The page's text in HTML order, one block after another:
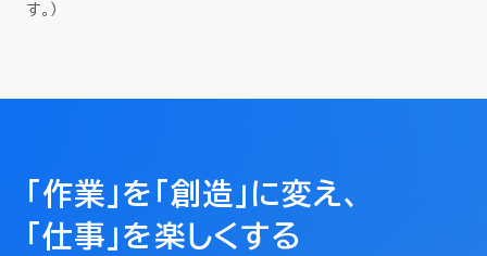
す。）
「作業」を「創造」に変え、
「仕事」を楽しくする